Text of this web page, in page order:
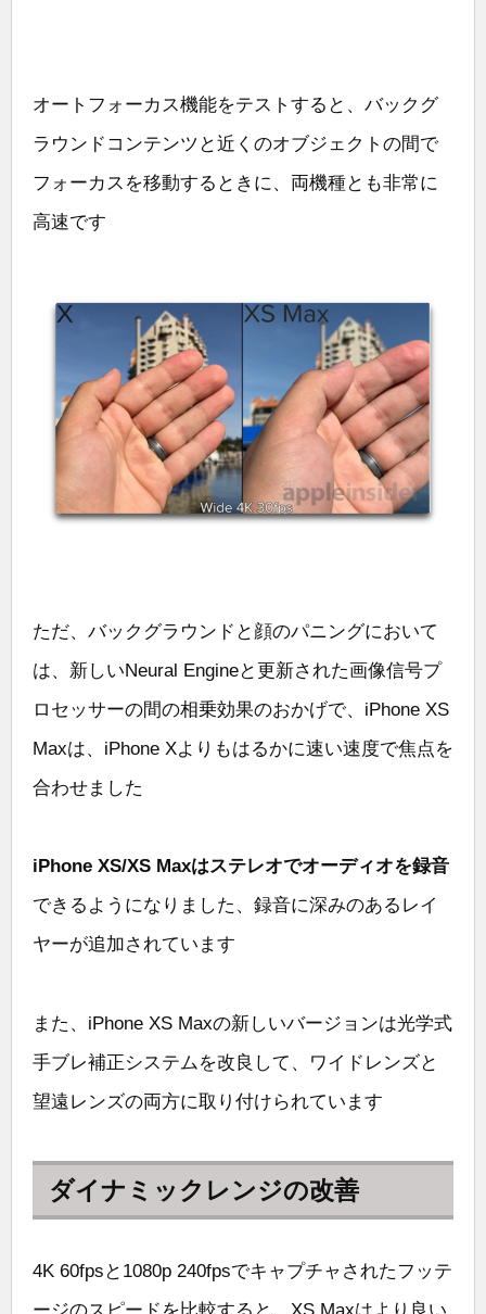
オートフォーカス機能をテストすると、バックグ
ラウンドコンテンツと近くのオブジェクトの間で
フォーカスを移動するときに、両機種とも非常に
高速です
ただ、バックグラウンドと顔のパニングにおいて
は、新しいNeural Engineと更新された画像信号プ
ロセッサーの間の相乗効果のおかげで、iPhone XS
Maxは、iPhone Xよりもはるかに速い速度で焦点を
合わせました
iPhone XS/XS Maxはステレオでオーディオを録音
できるようになりました、録音に深みのあるレイ
ヤーが追加されています
また、iPhone XS Maxの新しいバージョンは光学式
手ブレ補正システムを改良して、ワイドレンズと
望遠レンズの両方に取り付けられています
ダイナミックレンジの改善
4K 60fpsと1080p 240fpsでキャプチャされたフッテ